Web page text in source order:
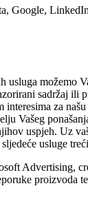
Google,
usluga možemo
sadržaj ili
interesima za
Vašeg
uspjeh. Uz
usluge
Advertising,
proizvoda